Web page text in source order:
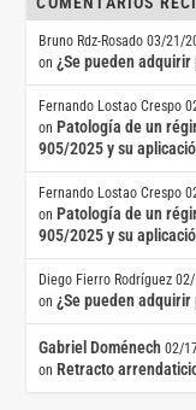
Bruno Rdz-Rosado 03/21/
on¿Se pueden
Fernando Lostao Crespo
on Patología de un
905/2025 y su
Fernando Lostao Crespo
on Patología de un
905/2025 y su
Diego Fierro Rodríguez
on¿Se pueden
Gabriel Doménech 02/
on Retracto